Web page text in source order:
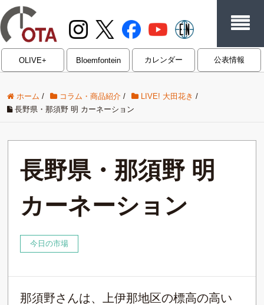
OLIVE+ Bloemfontein カレンダー 公表情報
ホーム / コラム・商品紹介 / LIVE! 大田花き /
長野県・那須野 明 カーネーション
長野県・那須野 明
カーネーション
今日の市場
那須野さんは、上伊那地区の標高の高い